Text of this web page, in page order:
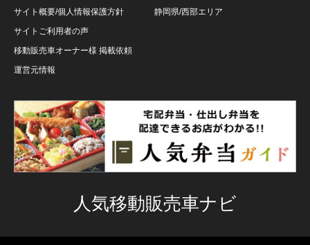
サイト概要/個人情報保護方針
サイトご利用者の声
移動販売車オーナー様 掲載依頼
運営元情報
静岡県/西部エリア
人気移動販売車ナビ